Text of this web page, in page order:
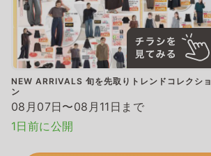
NEW ARRIVALS 旬を先取りトレンドコレクショ
ン
08月07日〜08月11日まで
1日前に公開